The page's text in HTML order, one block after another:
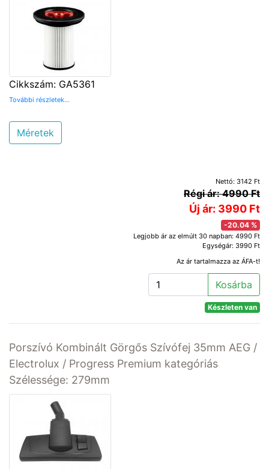
Cikkszám: GA5361
További részletek...
Méretek
Nettó: 3142 Ft
Régi ár: 4990 Ft
Új ár: 3990 Ft
-20.04 %
Legjobb ár az elmúlt 30 napban: 4990 Ft
Egységár: 3990 Ft
Az ár tartalmazza az ÁFA-t!
Kosárba
Készleten van
Porszívó Kombinált Görgős Szívófej 35mm AEG /
Electrolux / Progress Premium kategóriás
Szélessége: 279mm